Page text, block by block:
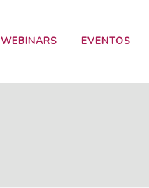
WEBINARS EVENTOS